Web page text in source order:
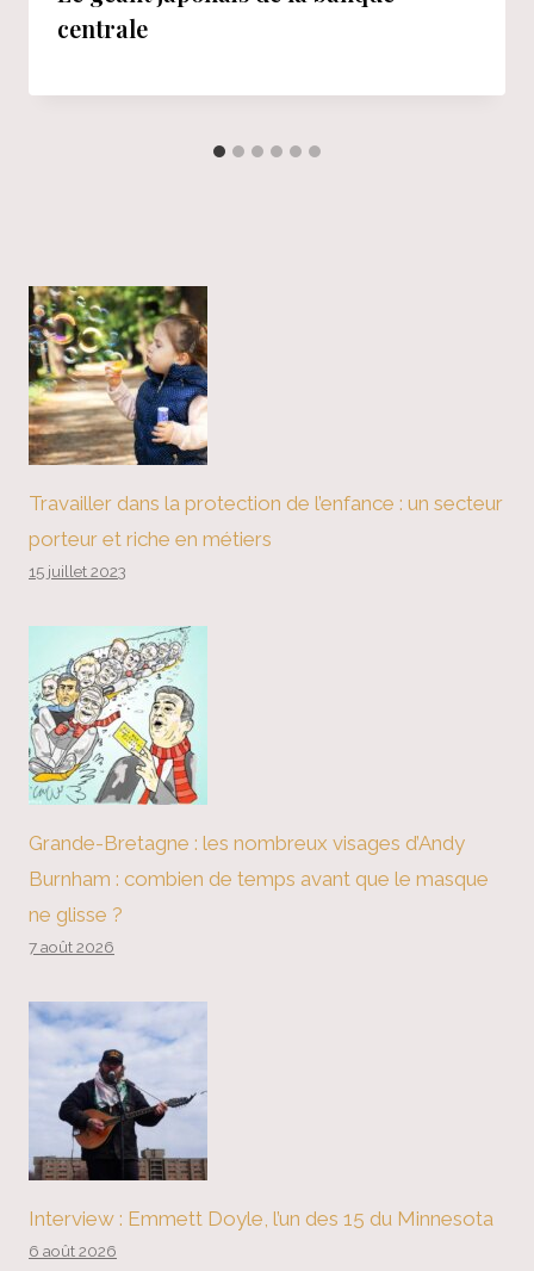
centrale
Travailler dans la protection de l’enfance : un secteur
porteur et riche en métiers
15 juillet 2023
Grande-Bretagne : les nombreux visages d’Andy
Burnham : combien de temps avant que le masque
ne glisse ?
7 août 2026
Interview : Emmett Doyle, l’un des 15 du Minnesota
6 août 2026